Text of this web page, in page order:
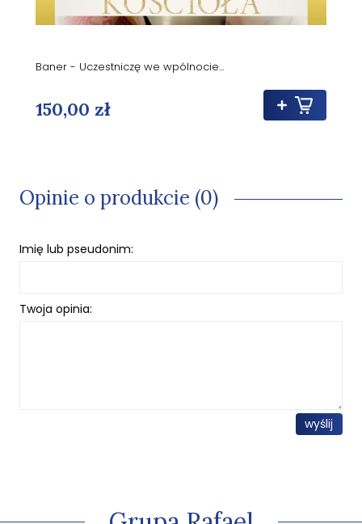
Baner - Uczestniczę we wpólnocie...
150,00 zł
Opinie o produkcie (0)
Imię lub pseudonim:
Twoja opinia:
wyślij